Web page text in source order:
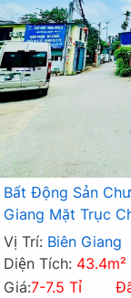
Bất Động Sản
Giang Mặt Trục
Lĩnh Đang Mở Rộng
Vị Trí: Biên Giang
Diện Tích: 43.4m²
Giá:7-7.5 Tỉ